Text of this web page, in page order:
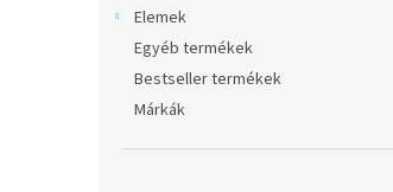
Elemek
Egyéb termékek
Bestseller termékek
Márkák